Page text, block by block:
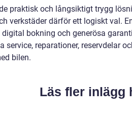
praktisk och långsiktigt trygg
verkstäder därför ett logiskt val.
bokning och generösa
service, reparationer, reservdelar
bilen.
Läs fler inlägg